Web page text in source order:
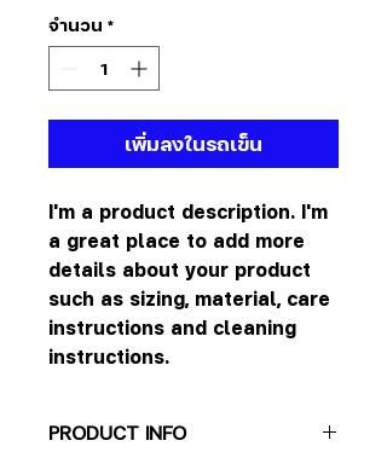
จำนวน *
เพิ่มลงในรถเข็น
I'm a product description. I'm
a great place to add more
details about your product
such as sizing, material, care
instructions and cleaning
instructions.
PRODUCT INFO